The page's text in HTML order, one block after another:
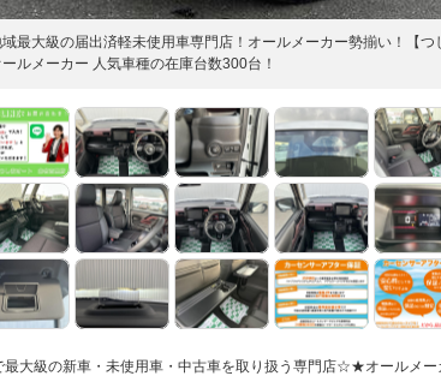
最大級の届出済軽未使用車専門店！オールメーカー勢揃い！【
ルメーカー 人気車種の在庫台数300台！
最大級の新車・未使用車・中古車を取り扱う専門店☆★オールメ